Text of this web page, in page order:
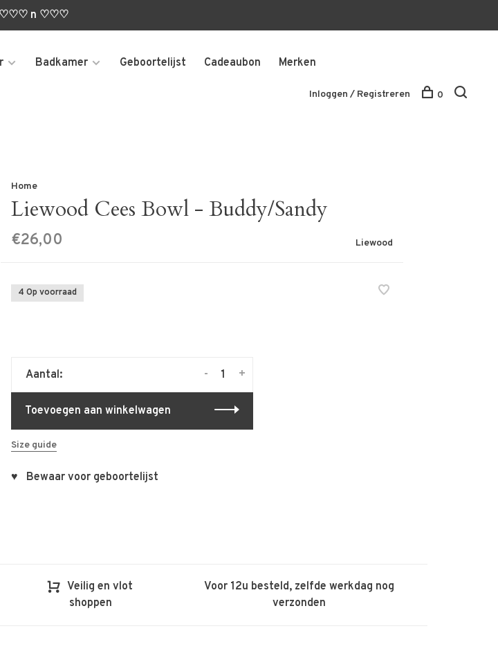
♡♡♡ n ♡♡♡
Badkamer Geboortelijst Cadeaubon Merken
Inloggen / Registreren 0
Home
Liewood Cees Bowl - Buddy/Sandy
€26,00 Liewood
4 Op voorraad
Aantal: +
-
Toevoegen aan winkelwagen
Size guide
♥ Bewaar voor geboortelijst
Veilig en vlot
shoppen
Voor 12u besteld, zelfde werkdag nog
verzonden